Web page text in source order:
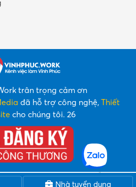
trân trọng cảm ơn
đã hỗ trợ công nghệ, Thiết
cho chúng tôi. 26
Nhà tuyển dụng